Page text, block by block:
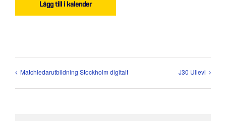
Lägg till i kalender
Matchledarutbildning Stockholm digitalt J30 Ullevi